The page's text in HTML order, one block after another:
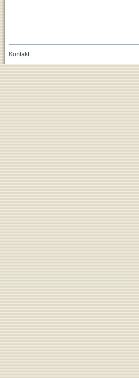
Kontakt